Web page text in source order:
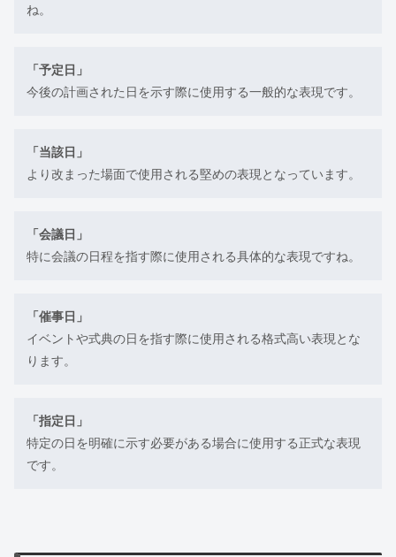
ね。
「予定日」
今後の計画された日を示す際に使用する一般的な表現です。
「当該日」
より改まった場面で使用される堅めの表現となっています。
「会議日」
特に会議の日程を指す際に使用される具体的な表現ですね。
「催事日」
イベントや式典の日を指す際に使用される格式高い表現とな
ります。
「指定日」
特定の日を明確に示す必要がある場合に使用する正式な表現
です。